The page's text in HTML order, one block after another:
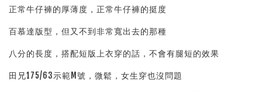
正常牛仔褲的厚薄度，正常牛仔褲的挺度
百慕達版型，但又不到非常寬出去的那種
八分的長度，搭配短版上衣穿的話，不會有腿短的效果
田兄175/63示範M號，微鬆，女生穿也沒問題